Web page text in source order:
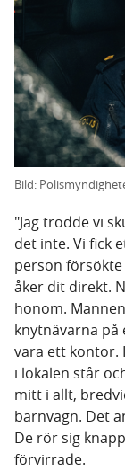
Bild:
"Jag trodde vi
det inte. Vi fick
person försökte
åker dit direkt.
honom.
knytnävarna
vara ett kontor.
i lokalen står
mitt i allt,
barnvagn. Det
De rör sig
förvirrade.